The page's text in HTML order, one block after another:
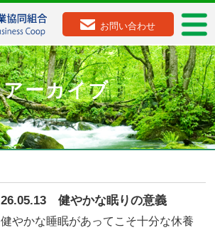
お問い合わせ
アーカイブ
26.05.13 健やかな眠りの意義
健やかな睡眠があってこそ十分な休養